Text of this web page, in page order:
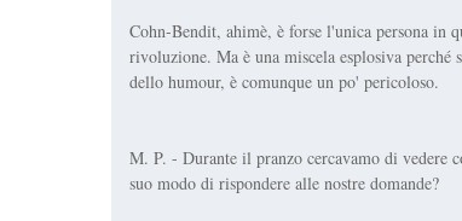
Cohn-Bendit, ahimè, è forse l'unica persona in
rivoluzione. Ma è una miscela esplosiva
dello humour, è comunque un po' pericoloso.
M. P. - Durante il pranzo cercavamo di vedere
suo modo di rispondere alle nostre domande?